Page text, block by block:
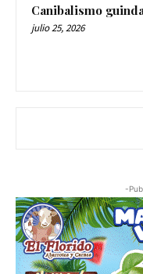
Canibalismo
julio 25, 2026
-